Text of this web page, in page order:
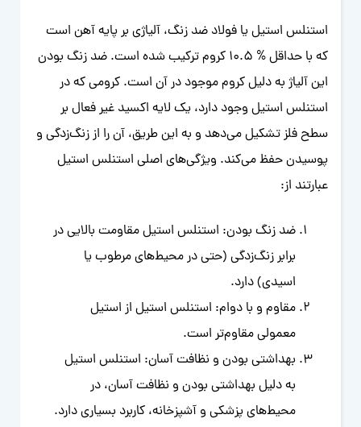
استنلس استیل یا فولاد ضد زنگ، آلیاژی بر پایه آهن است
که با حداقل % 10.5 کروم ترکیب شده است. ضد زنگ بودن
این آلیاژ به دلیل‌ کروم موجود در آن است. کرومی که در
استنلس استیل وجود دارد، یک لایه اکسید غیر فعال بر
سطح فلز تشکیل می‌دهد و به این طریق، آن را از زنگ‌زدگی و
پوسیدن حفظ می‌کند. ویژگی‌های اصلی استنلس استیل
عبارتند از:
ضد زنگ‌ بودن: استنلس استیل مقاومت بالایی در
برابر زنگ‌زدگی (حتی در محیط‌های مرطوب یا
اسیدی) دارد.
مقاوم و با دوام: استنلس استیل از استیل
معمولی مقاوم‌تر است.
بهداشتی بودن و نظافت آسان: استنلس استیل
به دلیل بهداشتی بودن و نظافت آسان، در
محیط‌های پزشکی و آشپزخانه، کاربرد بسیاری دارد.